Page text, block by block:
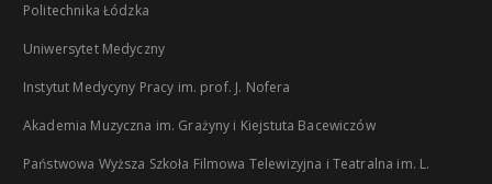
Politechnika Łódzka
Uniwersytet Medyczny
Instytut Medycyny Pracy im. prof. J. Nofera
Akademia Muzyczna im. Grażyny i Kiejstuta Bacewiczów
Państwowa Wyższa Szkoła Filmowa Telewizyjna i Teatralna im. L.